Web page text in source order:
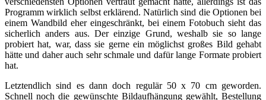
Programm wirklich selbst erklärend. Natürlich sind die Optionen bei
einem Wandbild eher eingeschränkt, bei einem Fotobuch sieht das
sicherlich anders aus. Der einzige Grund, weshalb sie so lange
probiert hat, war, dass sie gerne ein möglichst großes Bild gehabt
hätte und daher auch sehr schmale und dafür lange Formate probiert
hat.
Letztendlich sind es dann doch regulär 50 x 70 cm geworden.
Schnell noch die gewünschte Bildaufhängung gewählt, Bestellung